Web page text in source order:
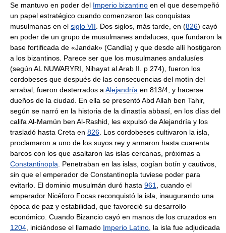
Se mantuvo en poder del Imperio bizantino en el que desempeñó
un papel estratégico cuando comenzaron las conquistas
musulmanas en el siglo VII . Dos siglos, más tarde, en (826) cayó
en poder de un grupo de musulmanes andaluces, que fundaron la
base fortificada de «Jandak» (Candía) y que desde allí hostigaron
a los bizantinos. Parece ser que los musulmanes andalusíes
(según AL NUWARYRI, Nihayat al Arab II. p 274), fueron los
cordobeses que después de las consecuencias del motín del
arrabal, fueron desterrados a Alejandría en 813/4, y hacerse
dueños de la ciudad. En ella se presentó Abd Allah ben Tahir,
según se narró en la historia de la dinastía abbasí, en los días del
califa Al-Mamún ben Al-Rashid, les expulsó de Alejandría y los
trasladó hasta Creta en 826 . Los cordobeses cultivaron la isla,
proclamaron a uno de los suyos rey y armaron hasta cuarenta
barcos con los que asaltaron las islas cercanas, próximas a
Constantinopla . Penetraban en las islas, cogían botín y cautivos,
sin que el emperador de Constantinopla tuviese poder para
evitarlo. El dominio musulmán duró hasta 961
, cuando el
emperador Nicéforo Focas reconquistó la isla, inaugurando una
época de paz y estabilidad, que favoreció su desarrollo
económico. Cuando Bizancio cayó en manos de los cruzados en
1204 , iniciándose el llamado Imperio Latino , la isla fue adjudicada